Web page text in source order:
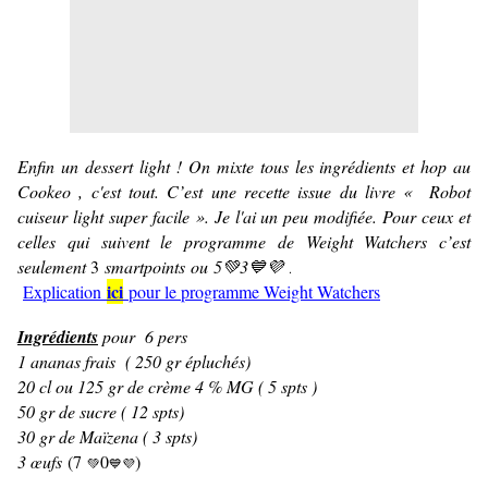
Enfin un dessert light ! On mixte tous les ingrédients et hop au
Cookeo , c'est tout. C’est une recette issue du livre « Robot
cuiseur light super facile ». Je l'ai un peu modifiée. Pour ceux et
celles qui suivent le programme de Weight Watchers c’est
seulement3 smartpoints ou 5💚3💙💜 .
Explication ici pour le programme Weight Watchers
Ingrédientspour 6 pers
1 ananas frais ( 250 gr épluchés)
20 cl ou 125 gr de crème 4 % MG ( 5 spts )
50 gr de sucre ( 12 spts)
30 gr de Maïzena ( 3 spts)
3 œufs (7 💚0💙💜)